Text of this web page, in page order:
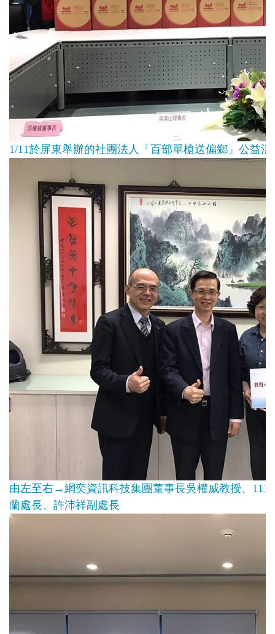
1/11於屏東舉辦的社團法人「百部單槍送偏鄉」公益
由左至右→網奕資訊科技集團董事長吳權威教授、111
蘭處長、許沛祥副處長